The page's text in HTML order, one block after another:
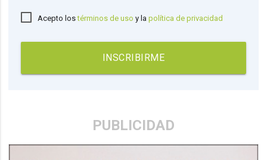
Acepto lostérminos de uso y lapolítica de privacidad
INSCRIBIRME
PUBLICIDAD